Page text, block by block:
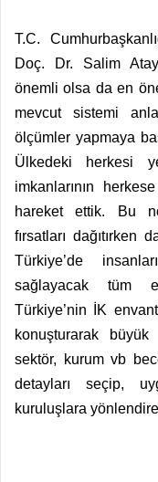
T.C.
Doç. Dr. Salim
önemli olsa da en
mevcut sistemi
ölçümler yapmaya
Ülkedeki herkesi
imkanlarının
hareket ettik. Bu
fırsatları dağıtırken
Türkiye’de
sağlayacak tüm
Türkiye’nin İK
konuşturarak
sektör, kurum vb
detayları seçip,
kuruluşlara